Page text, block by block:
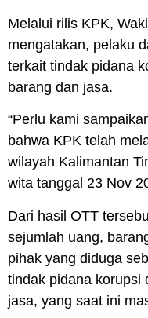
Melalui rilis KPK,
mengatakan, pelaku
terkait tindak pidana
barang dan jasa.
“Perlu kami
bahwa KPK telah
wilayah Kalimantan
wita tanggal 23 Nov
Dari hasil OTT
sejumlah uang,
pihak yang diduga
tindak pidana korupsi
jasa, yang saat ini